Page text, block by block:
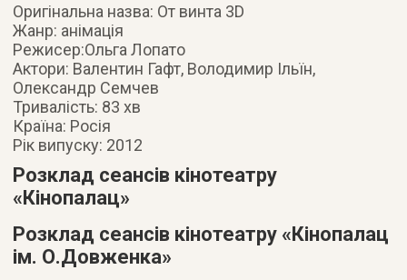
Оригінальна назва: От винта 3D
Жанр: анімація
Режисер:Ольга Лопато
Актори: Валентин Гафт, Володимир Ільїн,
Олександр Семчев
Тривалість: 83 хв
Країна: Росія
Рік випуску: 2012
Розклад сеансів кінотеатру
«Кінопалац»
Розклад сеансів кінотеатру «Кінопалац
ім. О.Довженка»